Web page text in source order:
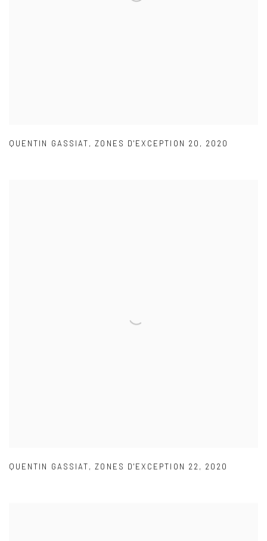
QUENTIN GASSIAT,ZONES D'EXCEPTION 20 , 2020
QUENTIN GASSIAT,ZONES D'EXCEPTION 22 , 2020